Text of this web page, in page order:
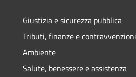
Giustizia e sicurezza pubblica
Tributi, finanze e contravvenzioni
Ambiente
Salute, benessere e assistenza